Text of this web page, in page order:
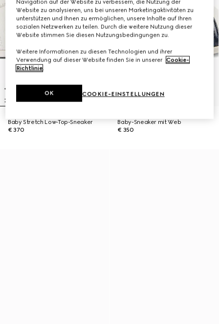
Baby Stretch Low-Top-Sneaker
€ 370
Baby-Sneaker mit Web
€ 350
Navigation auf der Website zu verbessern, die Nutzung der
Website zu analysieren, uns bei unseren Marketingaktivitäten zu
unterstützen und Ihnen zu ermöglichen, unsere Inhalte auf Ihren
sozialen Netzwerken zu teilen. Durch die weitere Nutzung dieser
Website stimmen Sie diesen Nutzungsbedingungen zu.
Weitere Informationen zu diesen Technologien und ihrer
Verwendung auf dieser Website finden Sie in unserer Cookie-
Richtlinie.
COOKIE-EINSTELLUNGEN
OK